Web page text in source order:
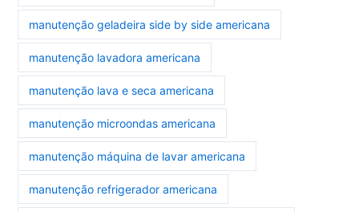
manutenção geladeira side by side americana
manutenção lavadora americana
manutenção lava e seca americana
manutenção microondas americana
manutenção máquina de lavar americana
manutenção refrigerador americana